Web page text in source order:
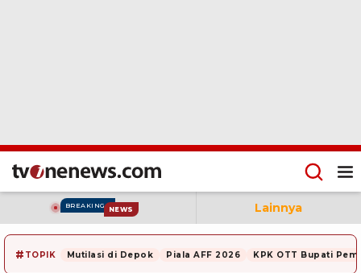
BREAKING NEWS Lainnya
# TOPIK Mutilasi di Depok Piala AFF 2026 KPK OTT Bupati